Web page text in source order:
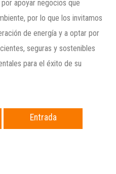
apoyar negocios que
por lo que los invitamos
de energía y a optar por
seguras y sostenibles
para el éxito de su
Entrada